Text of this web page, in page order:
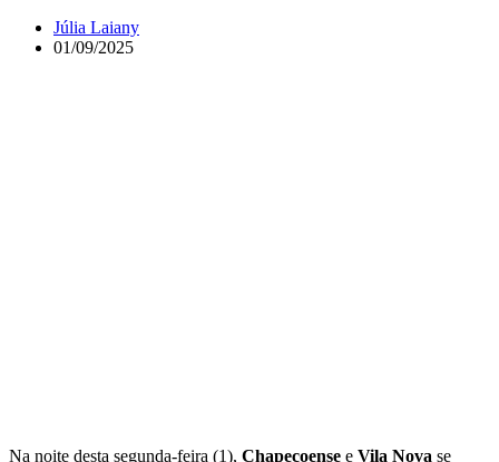
Júlia Laiany
01/09/2025
Na noite desta segunda-feira (1), Chapecoense e Vila Nova se